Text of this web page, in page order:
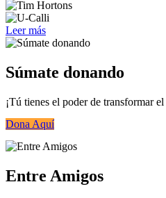
Leer más
Súmate donando
¡Tú tienes el poder de transformar
Dona Aquí
Entre Amigos